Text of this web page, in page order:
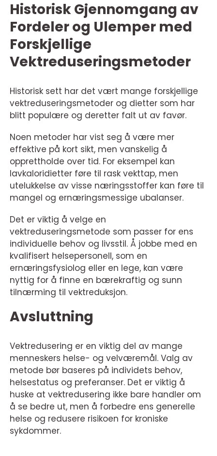
Historisk Gjennomgang av
Fordeler og Ulemper med
Forskjellige
Vektreduseringsmetoder
Historisk sett har det vært mange forskjellige
vektreduseringsmetoder og dietter som har
blitt populære og deretter falt ut av favør.
Noen metoder har vist seg å være mer
effektive på kort sikt, men vanskelig å
opprettholde over tid. For eksempel kan
lavkaloridietter føre til rask vekttap, men
utelukkelse av visse næringsstoffer kan føre til
mangel og ernæringsmessige ubalanser.
Det er viktig å velge en
vektreduseringsmetode som passer for ens
individuelle behov og livsstil. Å jobbe med en
kvalifisert helsepersonell, som en
ernæringsfysiolog eller en lege, kan være
nyttig for å finne en bærekraftig og sunn
tilnærming til vektreduksjon.
Avsluttning
Vektredusering er en viktig del av mange
menneskers helse- og velværemål. Valg av
metode bør baseres på individets behov,
helsestatus og preferanser. Det er viktig å
huske at vektredusering ikke bare handler om
å se bedre ut, men å forbedre ens generelle
helse og redusere risikoen for kroniske
sykdommer.